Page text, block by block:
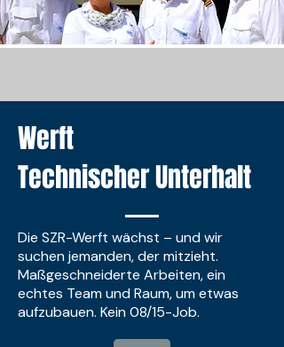
Werft
Technischer Unterhalt
Die SZR-Werft wächst – und wir
suchen jemanden, der mitzieht.
Maßgeschneiderte Arbeiten, ein
echtes Team und Raum, um etwas
aufzubauen. Kein 08/15-Job.